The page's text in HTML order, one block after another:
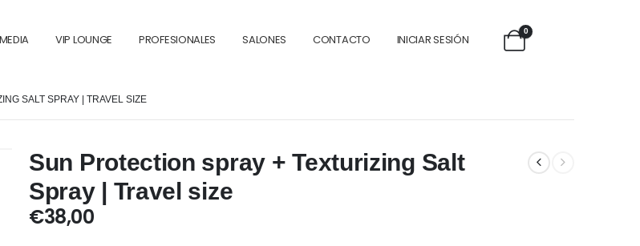
VIP LOUNGE PROFESIONALES SALONES CONTACTO INICIAR SESIÓN
0
SALT SPRAY | TRAVEL SIZE
Sun Protection spray + Texturizing Salt
Spray | Travel size
€38,00